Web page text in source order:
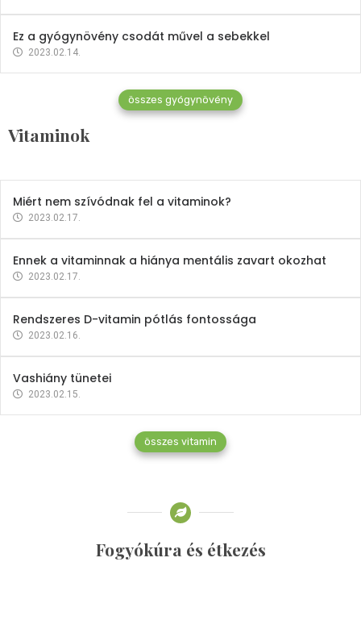
Ez a gyógynövény csodát művel a sebekkel
2023.02.14.
összes gyógynövény
Vitaminok
Vitaminok
Mindent a B-12 vitaminról
2023.02.27.
Miért nem szívódnak fel a vitaminok?
2023.02.17.
Ennek a vitaminnak a hiánya mentális zavart okozhat
2023.02.17.
Rendszeres D-vitamin pótlás fontossága
2023.02.16.
Vashiány tünetei
2023.02.15.
összes vitamin
Fogyókúra és étkezés